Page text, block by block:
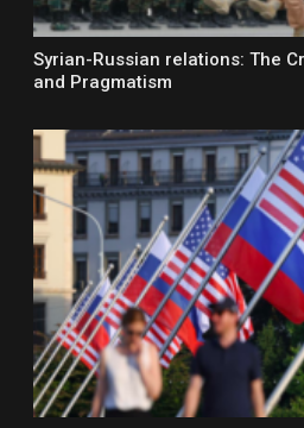
Syrian-Russian relations: The
and Pragmatism